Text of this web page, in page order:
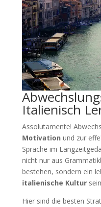
Italienisch
Assolutamente!
Motivation und zur
Sprache im
nicht nur aus
bestehen, sondern ein
italienische Kultur
Hier sind die besten